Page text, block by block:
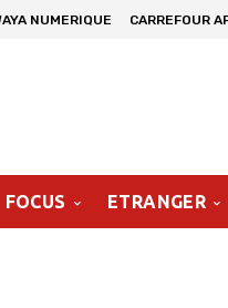
NUMERIQUE CARREFOUR
FOCUS ETRANGER